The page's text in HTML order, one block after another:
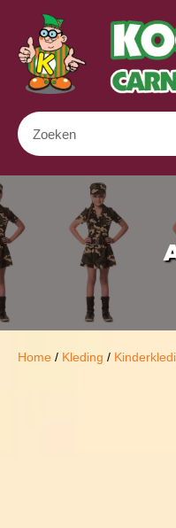
Home / Kleding /